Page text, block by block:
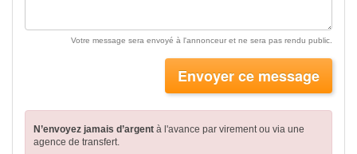
Votre message sera envoyé à l'annonceur et ne sera pas rendu public.
Envoyer ce message
N’envoyez jamais d’argent à l'avance par virementou via une
agence de transfert.